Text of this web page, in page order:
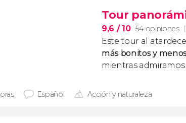
Tour
9,6 / 10 54 opiniones
Este tour al
más bonitos y
mientras
Español Acción y naturaleza